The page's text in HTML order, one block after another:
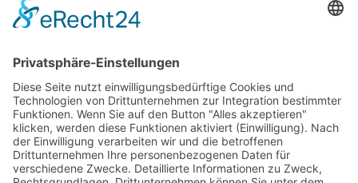
Wir verwenden einen Service eines
Aktivitäten sammeln. Bitte lesen Sie die
Details durch und stimmen Sie der Nutzung
des Service zu, um diese Karte anzuzeigen.
Mehr Informationen
Akzeptieren